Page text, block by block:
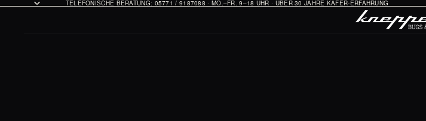
TELEFONISCHE BERATUNG: 05771 / 9187088 · MO.–FR. 9–18 UHR · ÜBER 30 JAHRE KÄFER-ERFAHRUNG